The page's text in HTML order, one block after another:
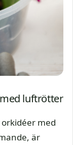
luftrötter
med
är